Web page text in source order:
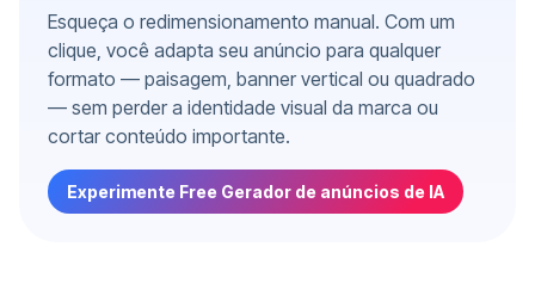
Esqueça o redimensionamento manual. Com um
clique, você adapta seu anúncio para qualquer
formato — paisagem, banner vertical ou quadrado
— sem perder a identidade visual da marca ou
cortar conteúdo importante.
Experimente Free Gerador de anúncios de IA